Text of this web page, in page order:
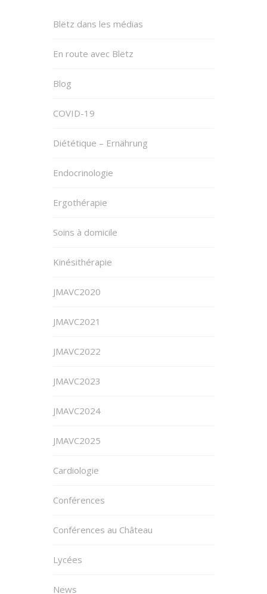
Blëtz dans les médias
En route avec Blëtz
Blog
COVID-19
Diététique – Ernährung
Endocrinologie
Ergothérapie
Soins à domicile
Kinésithérapie
JMAVC2020
JMAVC2021
JMAVC2022
JMAVC2023
JMAVC2024
JMAVC2025
Cardiologie
Conférences
Conférences au Château
Lycées
News